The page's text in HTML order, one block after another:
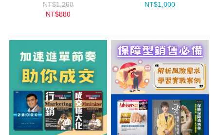
NT$1,260
NT$880
NT$1,000